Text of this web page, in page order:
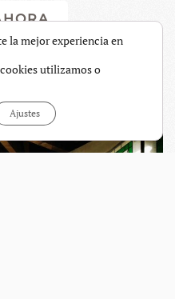
la mejor experiencia en
utilizamos o
Ajustes